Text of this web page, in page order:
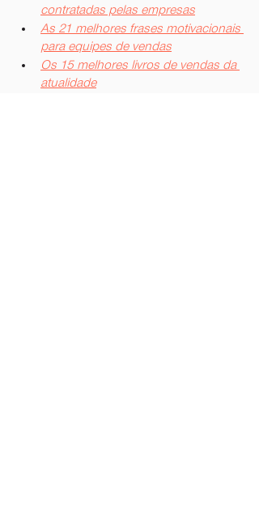
contratadas pelas empresas
As 21 melhores frases motivacionais
para equipes de vendas
Os 15 melhores livros de vendas da
atualidade